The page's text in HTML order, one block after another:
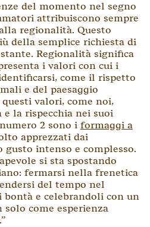
del momento nel segno
attribuiscono sempre
regionalità. Questo
della semplice richiesta di
Regionalità significa
i valori con cui i
come il rispetto
e del paesaggio
valori, come noi,
e la rispecchia nei suoi
2 sono i formaggi a
apprezzati dai
intenso e complesso.
si sta spostando
fermarsi nella frenetica
del tempo nel
bontà e celebrandoli con un
come esperienza